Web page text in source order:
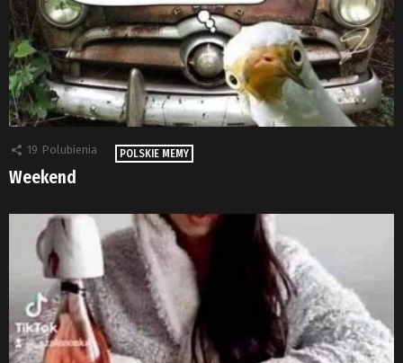
19 Polubienia POLSKIE MEMY
Weekend